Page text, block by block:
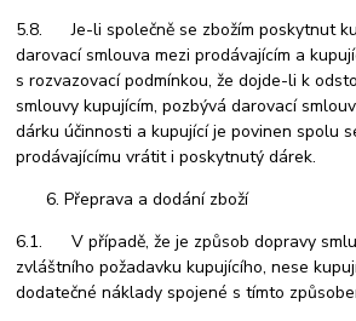
5.8. Je-li společně se zbožím poskytnut
darovací smlouva mezi prodávajícím a
s rozvazovací podmínkou, že dojde-li k
smlouvy kupujícím, pozbývá darovací
dárku účinnosti a kupující je povinen spolu
prodávajícímu vrátit i poskytnutý dárek.
Přeprava a dodání zboží
6.1. V případě, že je způsob dopravy
zvláštního požadavku kupujícího, nese
dodatečné náklady spojené s tímto